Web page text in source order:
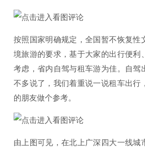
按照国家明确规定，全国暂不恢复性
境旅游的要求，基于大家的出行便利
考虑，省内自驾与租车游为佳。自驾
不多说了，我们着重说一说租车出行
的朋友做个参考。
由上图可见，在北上广深四大一线城